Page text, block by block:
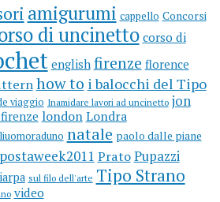
amigurumi cappello Concorsi
di uncinetto corso di
english firenze florence
how to i balocchi del Tipo
viaggio Inamidare lavori ad uncinetto jon
london Londra
natale paolo dalle piane
postaweek2011 Prato Pupazzi
sul filo dell'arte Tipo Strano
video